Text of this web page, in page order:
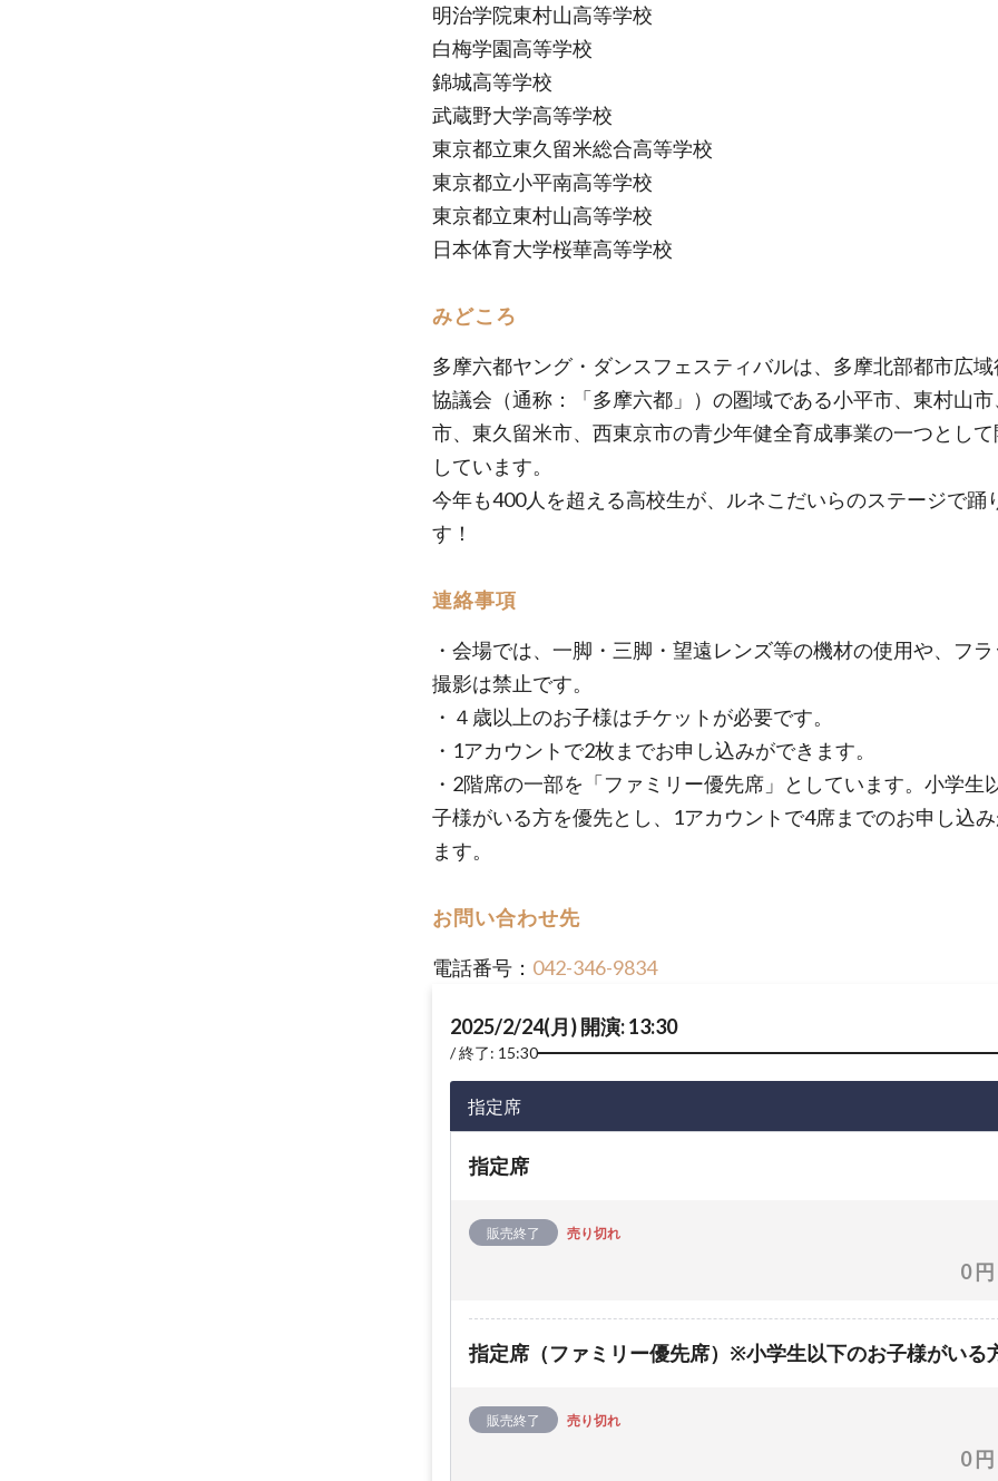
明治学院東村山高等学校
白梅学園高等学校
錦城高等学校
武蔵野大学高等学校
東京都立東久留米総合高等学校
東京都立小平南高等学校
東京都立東村山高等学校
日本体育大学桜華高等学校
みどころ
多摩六都ヤング・ダンスフェスティバルは、多摩北部都市広域
協議会（通称：「多摩六都」）の圏域である小平市、東村山
市、東久留米市、西東京市の青少年健全育成事業の一つとして
しています。
今年も400人を超える高校生が、ルネこだいらのステージで踊
す！
連絡事項
・会場では、一脚・三脚・望遠レンズ等の機材の使用や、フラ
撮影は禁止です。
・４歳以上のお子様はチケットが必要です。
・1アカウントで2枚までお申し込みができます。
・2階席の一部を「ファミリー優先席」としています。小学生
子様がいる方を優先とし、1アカウントで4席までのお申し込み
ます。
お問い合わせ先
電話番号： 042-346-9834
2025/2/24(月) 開演: 13:30
終了: 15:30
指定席
指定席
販売終了 売り切れ
0 円
指定席（ファミリー優先席）※小学生以下のお子様がいる
販売終了 売り切れ
0 円